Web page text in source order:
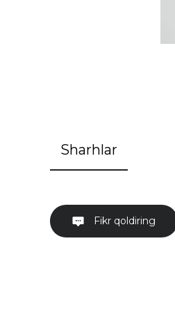
Sharhlar
Fikr qoldiring